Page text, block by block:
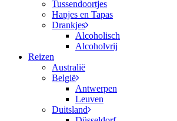
Tussendoortjes
Hapjes en Tapas
Drankjes
Alcoholisch
Alcoholvrij
Reizen
Australië
België
Antwerpen
Leuven
Duitsland